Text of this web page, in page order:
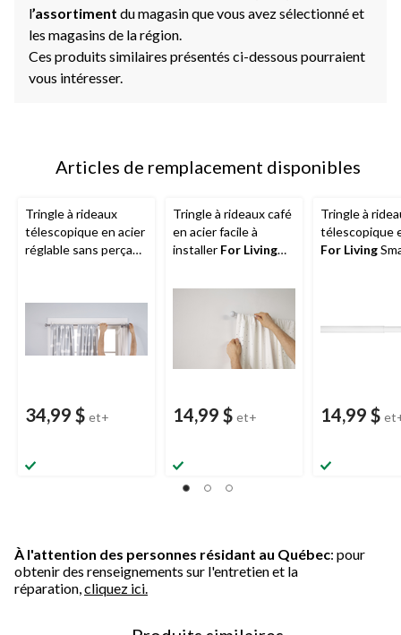
l’assortiment du magasin que vous avez sélectionné et
les magasins de la région.
Ces produits similaires présentés ci-dessous pourraient
vous intéresser.
Articles de remplacement disponibles
Tringle à rideaux
télescopique en acier
réglable sans perçage
de 7/8 po
34,99 $ et+
Tringle à rideaux café
en acier facile à
installer For Living
couleurs, tailles
14,99 $ et+
Tringle à
télescopique
For Living
14,99 $
À l'attention des personnes résidant au Québec: pour
obtenir des renseignements sur l'entretien et la
réparation, cliquez ici.